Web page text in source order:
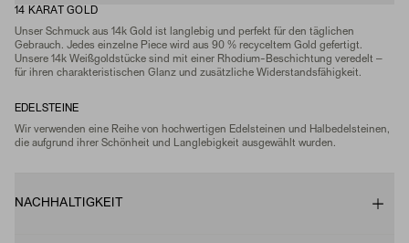
14 KARAT GOLD
Unser Schmuck aus 14k Gold ist langlebig und perfekt für den täglichen
Gebrauch. Jedes einzelne Piece wird aus 90 % recyceltem Gold gefertigt.
Unsere 14k Weißgoldstücke sind mit einer Rhodium-Beschichtung veredelt –
für ihren charakteristischen Glanz und zusätzliche Widerstandsfähigkeit.
EDELSTEINE
Wir verwenden eine Reihe von hochwertigen Edelsteinen und Halbedelsteinen,
die aufgrund ihrer Schönheit und Langlebigkeit ausgewählt wurden.
NACHHALTIGKEIT